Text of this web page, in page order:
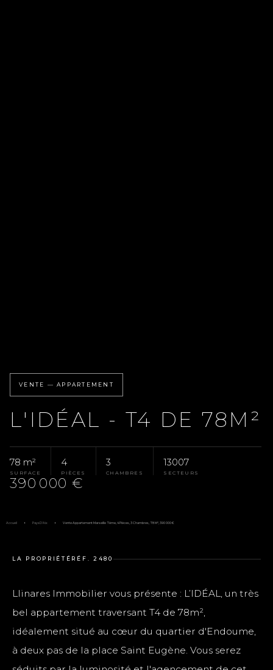
VENTE — APPARTEMENT
L'IDÉAL - T4 DE 78M²
78 m²
SURFACE
4
PIÈCES
3
CHAMBRES
13007
SECTEURS
390 000 €
Accueil Pays D'Aix Vente Appartement Marseille 7ème, 4 Pièces, 3 Chambres, 78 M², 390 000 €
LA PROPRIÉTÉ RÉF. 2480
Llinares Immobilier vous présente : L’IDÉAL, un très
bel appartement traversant T4 de 78m²,
idéalement situé au cœur du quartier d'Endoume,
à deux pas de la place Saint Eugène. Vous serez